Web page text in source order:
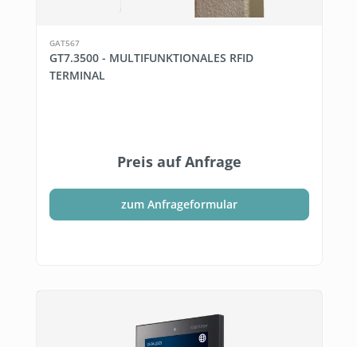
GAT567
GT7.3500 - MULTIFUNKTIONALES RFID
TERMINAL
Preis auf Anfrage
zum Anfrageformular